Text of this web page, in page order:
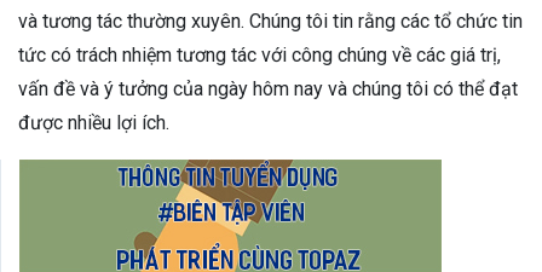
và tương tác thường xuyên. Chúng tôi tin rằng các tổ chức tin
tức có trách nhiệm tương tác với công chúng về các giá trị,
vấn đề và ý tưởng của ngày hôm nay và chúng tôi có thể đạt
được nhiều lợi ích.